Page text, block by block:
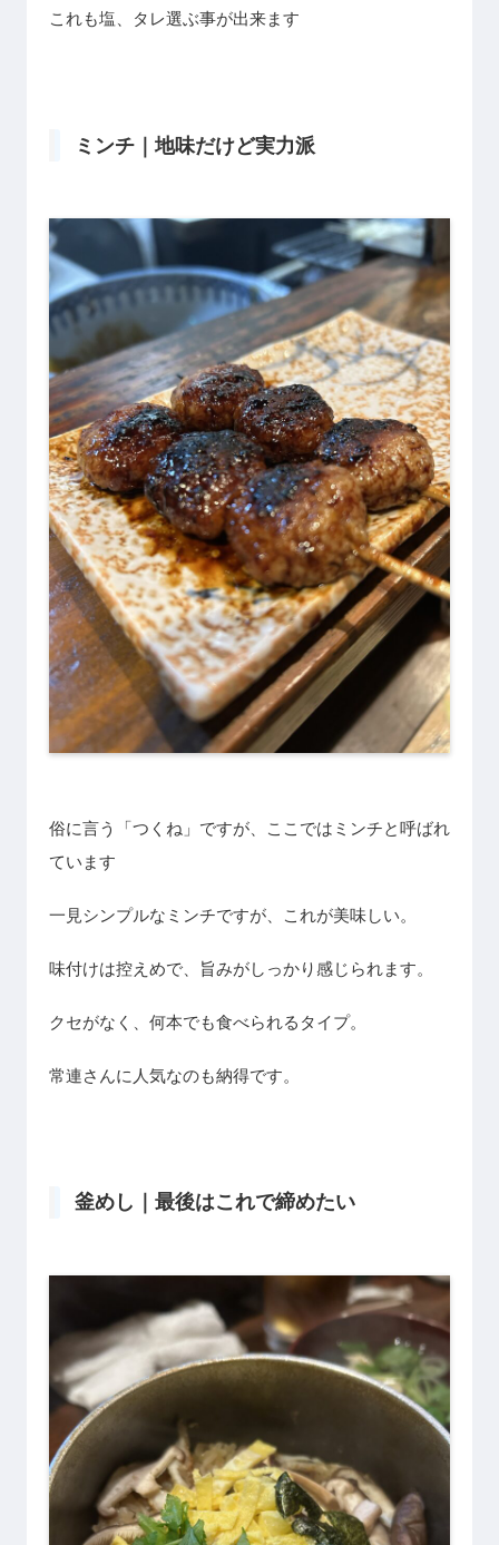
これも塩、タレ選ぶ事が出来ます
ミンチ｜地味だけど実力派
俗に言う「つくね」ですが、ここではミンチと呼ばれ
ています
一見シンプルなミンチですが、これが美味しい。
味付けは控えめで、旨みがしっかり感じられます。
クセがなく、何本でも食べられるタイプ。
常連さんに人気なのも納得です。
釜めし｜最後はこれで締めたい